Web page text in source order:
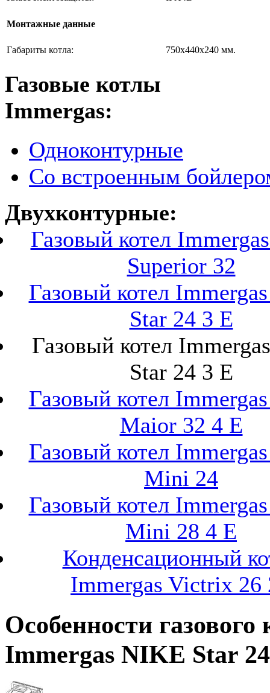
Монтажные данные
Габариты котла: 750х440х240 мм.
Газовые котлы
Immergas:
Одноконтурные
Со встроенным
Двухконтурные:
Газовый котел
Superior 32
Газовый котел
Star 24 3 E
Газовый котел
Star 24 3 E
Газовый котел
Maior 32 4 E
Газовый котел
Mini 24
Газовый котел
Mini 28 4 E
Конденсационный
Immergas Victrix 26
Особенности газового
Immergas NIKE Star